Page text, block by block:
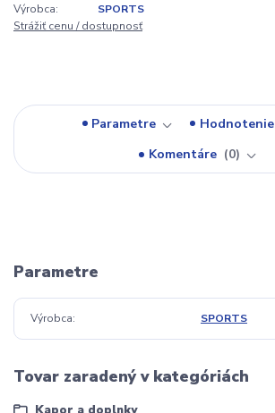
Výrobca:
SPORTS
Strážiť cenu / dostupnosť
Parametre Hodnotenie
Komentáre
0
Parametre
Výrobca SPORTS
Tovar zaradený v kategóriách